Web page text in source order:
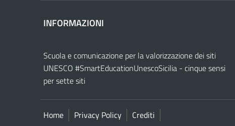
INFORMAZIONI
Scuola e comunicazione per la valorizzazione dei siti
UNESCO #SmartEducationUnescoSicilia - cinque sensi
per sette siti
Home Privacy Policy Crediti